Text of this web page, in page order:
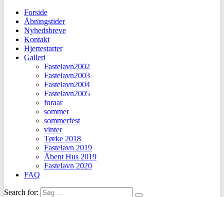
Forside
Åbningstider
Nyhedsbreve
Kontakt
Hjertestarter
Galleri
Fastelavn2002
Fastelavn2003
Fastelavn2004
Fastelavn2005
foraar
sommer
sommerfest
vinter
Tørke 2018
Fastelavn 2019
Åbent Hus 2019
Fastelavn 2020
FAQ
Search for: